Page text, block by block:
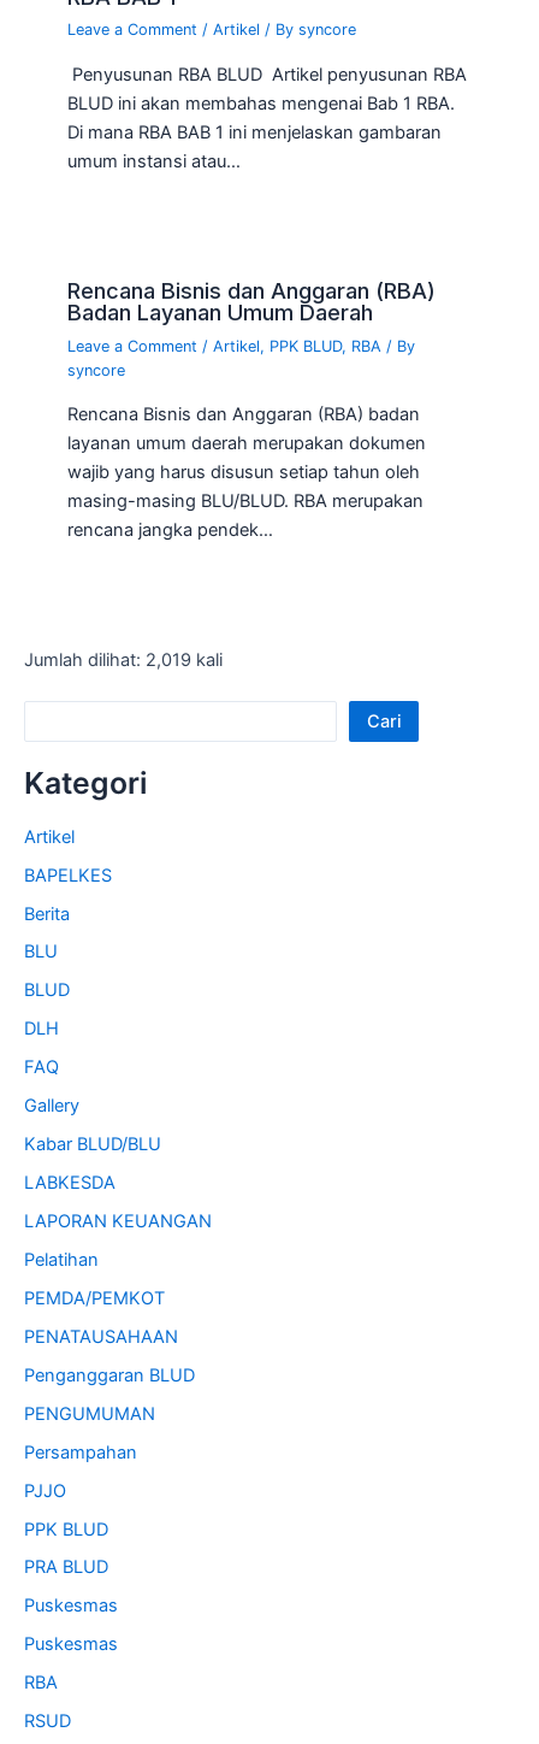
Leave a Comment /Artikel / Bysyncore
Penyusunan RBA BLUD Artikel penyusunan RBA
BLUD ini akan membahas mengenai Bab 1 RBA.
Di mana RBA BAB 1 ini menjelaskan gambaran
umum instansi atau…
Rencana Bisnis dan Anggaran (RBA)
Badan Layanan Umum Daerah
Leave a Comment /Artikel, PPK BLUD, RBA / By
syncore
Rencana Bisnis dan Anggaran (RBA) badan
layanan umum daerah merupakan dokumen
wajib yang harus disusun setiap tahun oleh
masing-masing BLU/BLUD. RBA merupakan
rencana jangka pendek…
Jumlah dilihat: 2,019 kali
Cari
Kategori
Artikel
BAPELKES
Berita
BLU
BLUD
DLH
FAQ
Gallery
Kabar BLUD/BLU
LABKESDA
LAPORAN KEUANGAN
Pelatihan
PEMDA/PEMKOT
PENATAUSAHAAN
Penganggaran BLUD
PENGUMUMAN
Persampahan
PJJO
PPK BLUD
PRA BLUD
Puskesmas
Puskesmas
RBA
RSUD